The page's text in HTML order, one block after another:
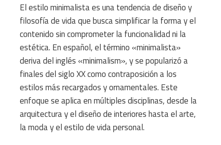
El estilo minimalista es una tendencia de diseño y
filosofía de vida que busca simplificar la forma y el
contenido sin comprometer la funcionalidad ni la
estética. En español, el término «minimalista»
deriva del inglés «minimalism», y se popularizó a
finales del siglo XX como contraposición a los
estilos más recargados y ornamentales. Este
enfoque se aplica en múltiples disciplinas, desde la
arquitectura y el diseño de interiores hasta el arte,
la moda y el estilo de vida personal.